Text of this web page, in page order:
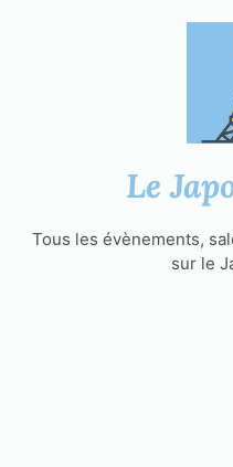
Le
Tous les évènements,
sur le